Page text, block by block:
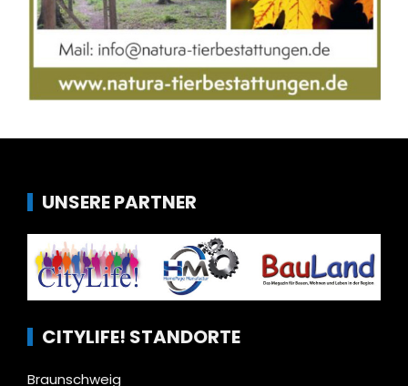
UNSERE PARTNER
CITYLIFE! STANDORTE
Braunschweig